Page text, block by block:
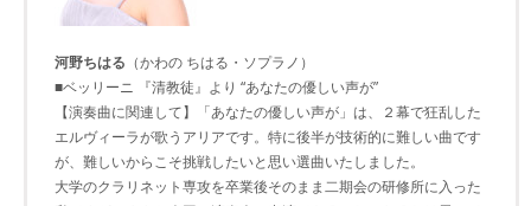
河野ちはる （かわの ちはる・ソプラノ）
■ベッリーニ 『清教徒』より “あなたの優しい声が”
【演奏曲に関連して】「あなたの優しい声が」は、２幕で狂乱した
エルヴィーラが歌うアリアです。特に後半が技術的に難しい曲です
が、難しいからこそ挑戦したいと思い選曲いたしました。
大学のクラリネット専攻を卒業後そのまま二期会の研修所に入った